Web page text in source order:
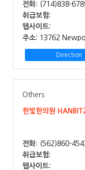
전화: (714)838-
취급보험:
웹사이트:
주소: 13762
Direction
Others
한빛한의원
전화: (562)860-
취급보험:
웹사이트: